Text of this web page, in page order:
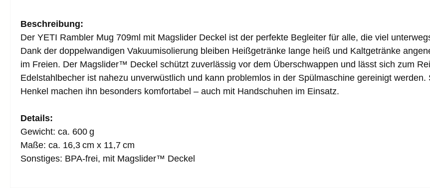
Beschreibung:
Der YETI Rambler Mug 709ml mit Magslider Deckel ist der perfekte Begleiter für alle, die viel
Dank der doppelwandigen Vakuumisolierung bleiben Heißgetränke lange heiß und Kaltgetränke
im Freien. Der Magslider™ Deckel schützt zuverlässig vor dem Überschwappen und lässt sich zum
Edelstahlbecher ist nahezu unverwüstlich und kann problemlos in der Spülmaschine gereinigt
Henkel machen ihn besonders komfortabel – auch mit Handschuhen im Einsatz.
Details:
Gewicht: ca. 600 g
Maße: ca. 16,3 cm x 11,7 cm
Sonstiges: BPA-frei, mit Magslider™ Deckel